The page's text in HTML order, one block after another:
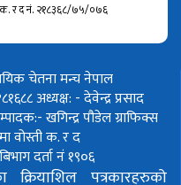
क. र द नं. २१८३६८/७५/०७६
चेतना मन्च नेपाल
अध्यक्ष: - देवेन्द्र प्रसाद
खगिन्द्र पौडेलग्राफिक्स
वोस्तीक. र द
दर्ता नं १९०६
पत्रकारहरुको